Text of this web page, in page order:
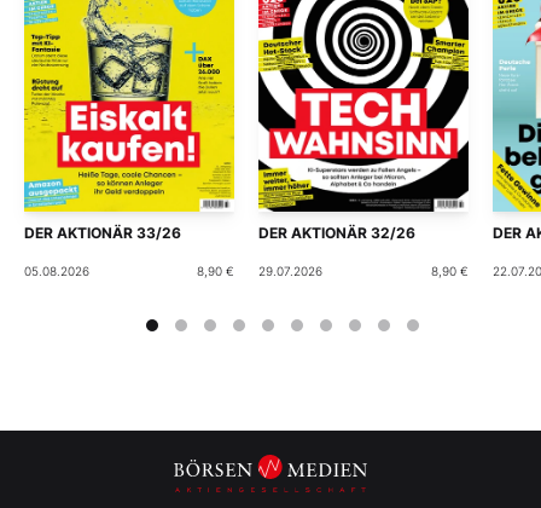
DER AKTIONÄR 33/26
05.08.2026 8,90 €
DER AKTIONÄR 32/26
29.07.2026 8,90 €
DER